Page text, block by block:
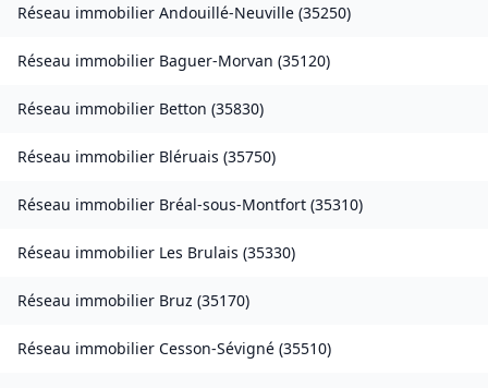
Réseau immobilier Andouillé-Neuville (35250)
Réseau immobilier Baguer-Morvan (35120)
Réseau immobilier Betton (35830)
Réseau immobilier Bléruais (35750)
Réseau immobilier Bréal-sous-Montfort (35310)
Réseau immobilier Les Brulais (35330)
Réseau immobilier Bruz (35170)
Réseau immobilier Cesson-Sévigné (35510)